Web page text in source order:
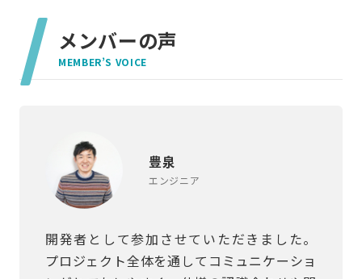
メンバーの声
MEMBER’S VOICE
豊泉
エンジニア
開発者として参加させていただきました。
プロジェクト全体を通してコミュニケーショ